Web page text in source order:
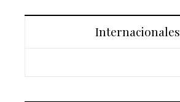
Internacionales